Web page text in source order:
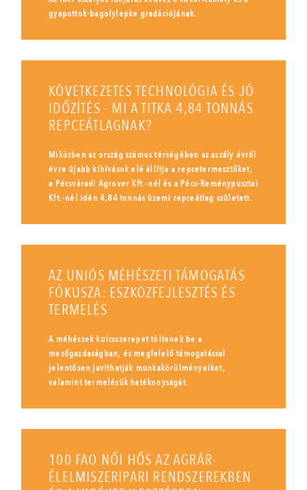
gyapottok-bagolylepke gradációjának.
KÖVETKEZETES TECHNOLÓGIA ÉS JÓ
IDŐZÍTÉS - MI A TITKA 4,84 TONNÁS
REPCEÁTLAGNAK?
Miközben az ország számos térségében az aszály évről
évre újabb kihívások elé állítja a repcetermesztőket,
a Pécsváradi Agrover Kft.-nél és a Pécs-Reménypusztai
Kft.-nél idén 4,84 tonnás üzemi repceátlag született.
AZ UNIÓS MÉHÉSZETI TÁMOGATÁS
FÓKUSZA: ESZKÖZFEJLESZTÉS ÉS
TERMELÉS
A méhészek kulcsszerepet töltenek be a
mezőgazdaságban, és megfelelő támogatással
jelentősen javíthatják munkakörülményeiket,
valamint termelésük hatékonyságát.
100 FAO NŐI HŐS AZ AGRÁR-
ÉLELMISZERIPARI RENDSZEREKBEN